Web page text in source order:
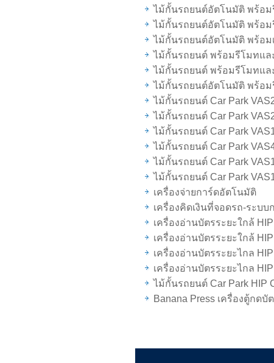
ไม้กั้นรถยนต์อัตโนมัติ พร้อม
ไม้กั้นรถยนต์อัตโนมัติ พร้อม
ไม้กั้นรถยนต์อัตโนมัติ พร้อม
ไม้กั้นรถยนต์ พร้อมรีโมทแล
ไม้กั้นรถยนต์ พร้อมรีโมทแล
ไม้กั้นรถยนต์อัตโนมัติ พร้อม
ไม้กั้นรถยนต์ Car Park
ไม้กั้นรถยนต์ Car Park
ไม้กั้นรถยนต์ Car Park
ไม้กั้นรถยนต์ Car Park
ไม้กั้นรถยนต์ Car Park
ไม้กั้นรถยนต์ Car Park
เครื่องจ่ายการ์ดอัตโนมัติ
เครื่องคิดเงินที่จอดรถ-ระบบ
เครื่องอ่านบัตรระยะใกล้
เครื่องอ่านบัตรระยะใกล้
เครื่องอ่านบัตรระยะไกล
เครื่องอ่านบัตรระยะไกล
ไม้กั้นรถยนต์ Car Park HIP
Banana Press เครื่องตู้กด